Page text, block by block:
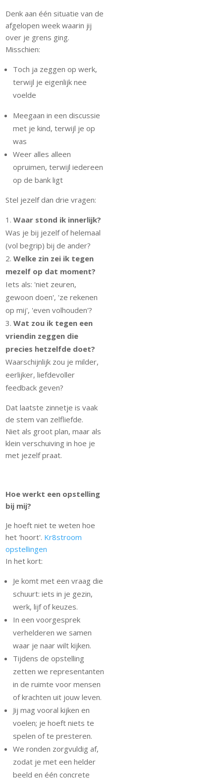
Denk aan één situatie van de
afgelopen week waarin jij
over je grens ging.
Misschien:
Toch ja zeggen op werk,
terwijl je eigenlijk nee
voelde
Meegaan in een discussie
met je kind, terwijl je op
was
Weer alles alleen
opruimen, terwijl iedereen
op de bank ligt
Stel jezelf dan drie vragen:
Waar stond ik innerlijk?
Was je bij jezelf of helemaal
(vol begrip) bij de ander?
Welke zin zei ik tegen
mezelf op dat moment?
Iets als: 'niet zeuren,
gewoon doen', 'ze rekenen
op mij', 'even volhouden'?
Wat zou ik tegen een
vriendin zeggen die
precies hetzelfde doet?
Waarschijnlijk zou je milder,
eerlijker, liefdevoller
feedback geven?
Dat laatste zinnetje is vaak
de stem van zelfliefde.
Niet als groot plan, maar als
klein verschuiving in hoe je
met jezelf praat.
Hoe werkt een opstelling
bij mij?
Je hoeft niet te weten hoe
het 'hoort'. Kr8stroom
opstellingen
In het kort:
Je komt met een vraag die
schuurt: iets in je gezin,
werk, lijf of keuzes.
In een voorgesprek
verhelderen we samen
waar je naar wilt kijken.
Tijdens de opstelling
zetten we representanten
in de ruimte voor mensen
of krachten uit jouw leven.
Jij mag vooral kijken en
voelen; je hoeft niets te
spelen of te presteren.
We ronden zorgvuldig af,
zodat je met een helder
beeld en één concrete